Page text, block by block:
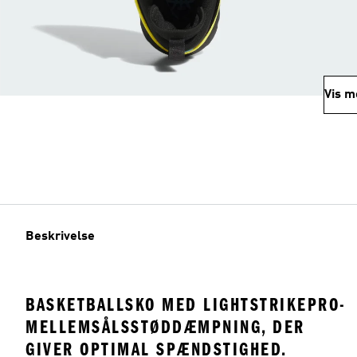
Vis
Beskrivelse
BASKETBALLSKO MED LIGHTSTRIKEPRO-
MELLEMSÅLSSTØDDÆMPNING, DER
GIVER OPTIMAL SPÆNDSTIGHED.